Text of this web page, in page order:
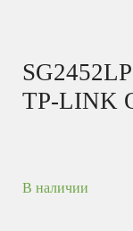
TP-LINK
В наличии